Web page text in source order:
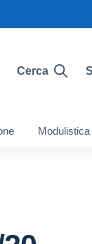
Cerca
Modulistica